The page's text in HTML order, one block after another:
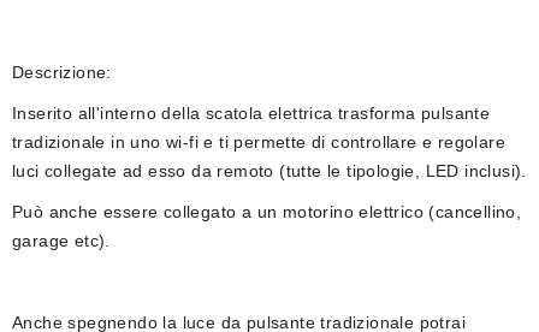
Descrizione:
Inserito all'interno della scatola elettricatrasforma pulsante
tradizionale in uno wi-fi e ti permette di controllare e regolare
luci collegate ad esso da remoto(tutte le tipologie, LED inclusi).
Può anche essere collegato a un motorino elettrico (cancellino,
garage etc).
Anche spegnendo la luce da pulsante tradizionale potrai